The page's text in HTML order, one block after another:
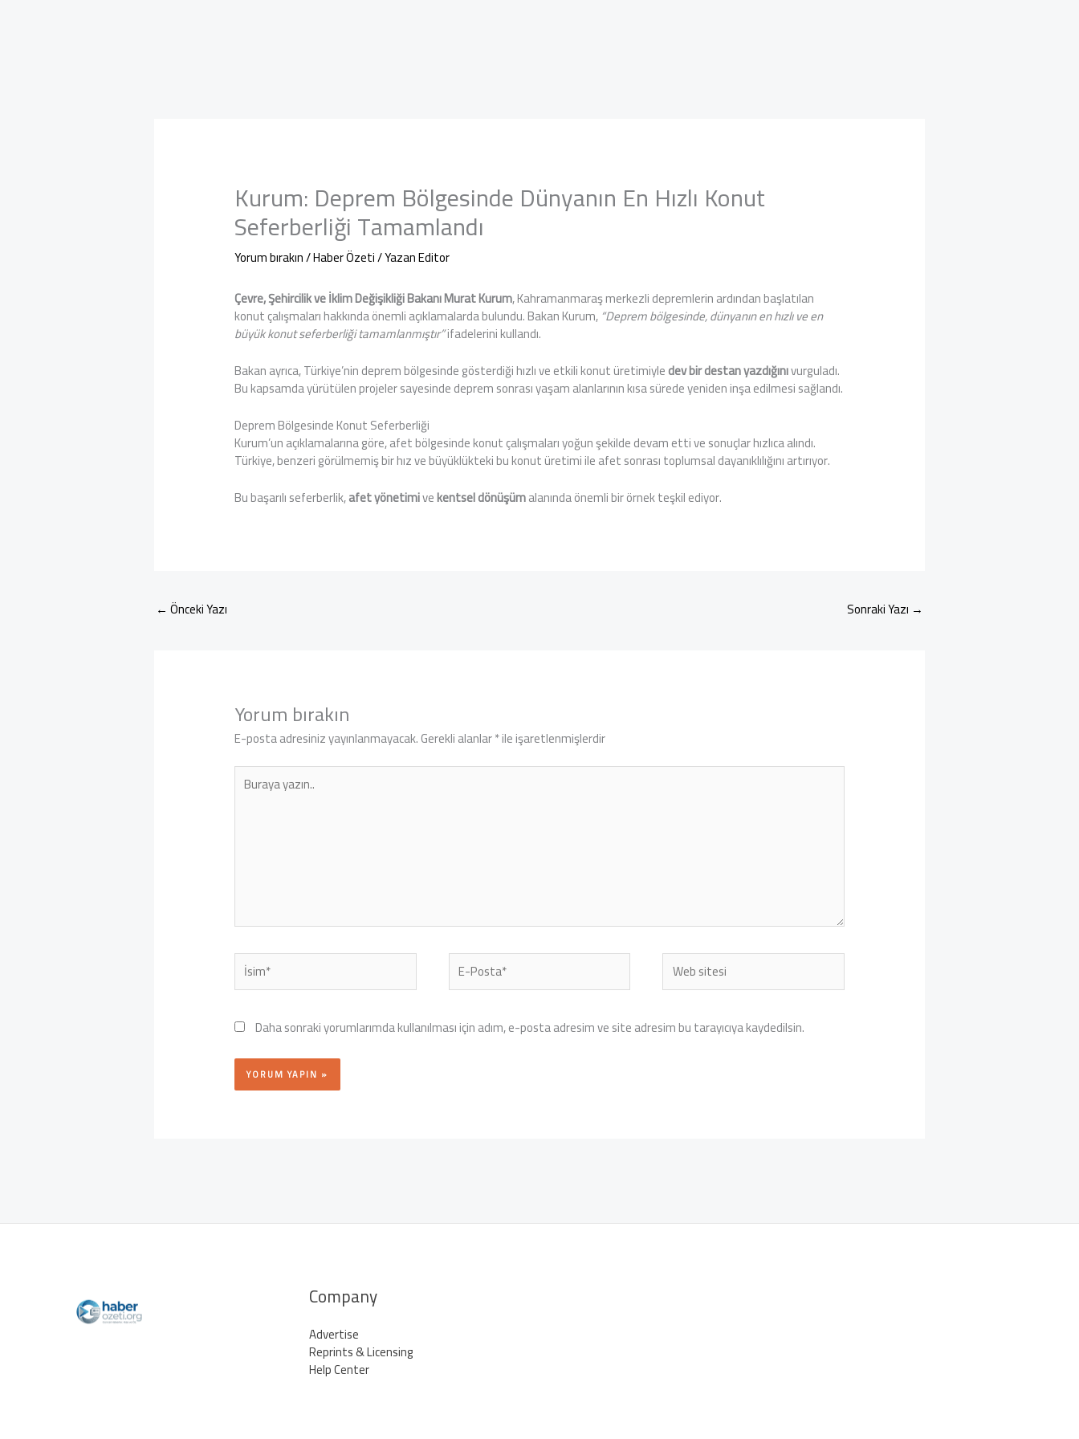
Kurum: Deprem Bölgesinde Dünyanın En Hızlı Konut
Seferberliği Tamamlandı
Yorum bırakın/Haber Özeti/ YazanEditor
Çevre, Şehircilik ve İklim Değişikliği Bakanı Murat Kurum, Kahramanmaraş merkezli depremlerin ardından başlatılan
konut çalışmaları hakkında önemli açıklamalarda bulundu. Bakan Kurum, “Deprem bölgesinde, dünyanın en hızlı ve en
büyük konut seferberliği tamamlanmıştır”ifadelerini kullandı.
Bakan ayrıca, Türkiye’nin deprem bölgesinde gösterdiği hızlı ve etkili konut üretimiyledev bir destan yazdığınıvurguladı.
Bu kapsamda yürütülen projeler sayesinde deprem sonrası yaşam alanlarının kısa sürede yeniden inşa edilmesi sağlandı.
Deprem Bölgesinde Konut Seferberliği
Kurum’un açıklamalarına göre, afet bölgesinde konut çalışmaları yoğun şekilde devam etti ve sonuçlar hızlıca alındı.
Türkiye, benzeri görülmemiş bir hız ve büyüklükteki bu konut üretimi ile afet sonrası toplumsal dayanıklılığını artırıyor.
Bu başarılı seferberlik,afet yönetimivekentsel dönüşümalanında önemli bir örnek teşkil ediyor.
← Önceki Yazı Sonraki Yazı →
Yorum bırakın
E-posta adresiniz yayınlanmayacak.Gerekli alanlar*ile işaretlenmişlerdir
Buraya
yazın..
İsim* E-
Posta*
Web
sitesi
Daha sonraki yorumlarımda kullanılması için adım, e-posta adresim ve site adresim bu tarayıcıya kaydedilsin.
Company
Advertise
Reprints & Licensing
Help Center